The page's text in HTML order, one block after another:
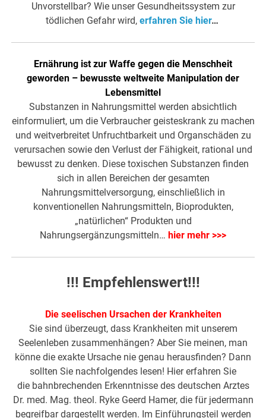
Unvorstellbar? Wie unser Gesundheitssystem zur
tödlichen Gefahr wird,erfahren Sie hier…
Ernährung ist zur Waffe gegen die Menschheit
geworden – bewusste weltweite Manipulation der
Lebensmittel
Substanzen in Nahrungsmittel werden absichtlich
einformuliert, um die Verbraucher geisteskrank zu machen
und weitverbreitet Unfruchtbarkeit und Organschäden zu
verursachen sowie den Verlust der Fähigkeit, rational und
bewusst zu denken. Diese toxischen Substanzen finden
sich in allen Bereichen der gesamten
Nahrungsmittelversorgung, einschließlich in
konventionellen Nahrungsmitteln, Bioprodukten,
„natürlichen“ Produkten und
Nahrungsergänzungsmitteln… hier mehr >>>
!!! Empfehlenswert!!!
Die seelischen Ursachen der Krankheiten
Sie sind überzeugt, dass Krankheiten mit unserem
Seelenleben zusammenhängen? Aber Sie meinen, man
könne die exakte Ursache nie genau herausfinden? Dann
sollten Sie nachfolgendes lesen! Hier erfahren Sie
die bahnbrechenden Erkenntnisse des deutschen Arztes
Dr. med. Mag. theol. Ryke Geerd Hamer, die für jedermann
begreifbar dargestellt werden. Im Einführungsteil werden